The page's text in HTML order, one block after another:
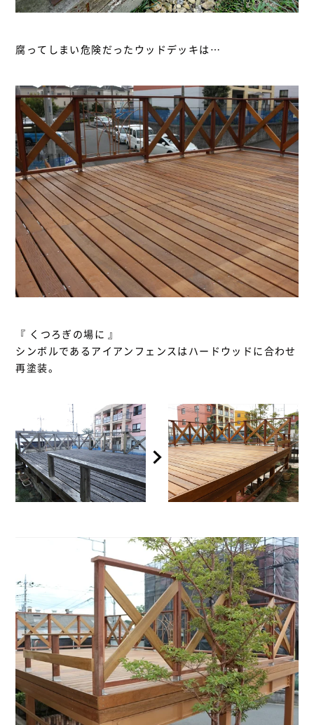
腐ってしまい危険だったウッドデッキは…
『 くつろぎの場に 』
シンボルであるアイアンフェンスはハードウッドに合わせ
再塗装。